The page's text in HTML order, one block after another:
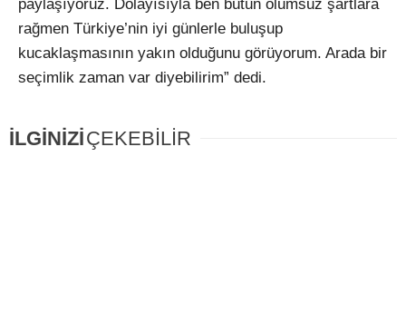
paylaşıyoruz. Dolayısıyla ben bütün olumsuz şartlara
rağmen Türkiye’nin iyi günlerle buluşup
kucaklaşmasının yakın olduğunu görüyorum. Arada bir
seçimlik zaman var diyebilirim” dedi.
İLGİNİZİÇEKEBİLİR